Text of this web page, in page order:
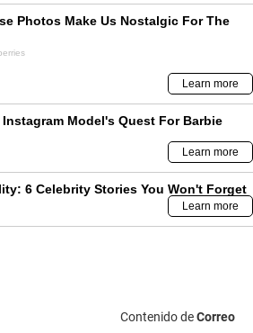
Contenido deCorreo